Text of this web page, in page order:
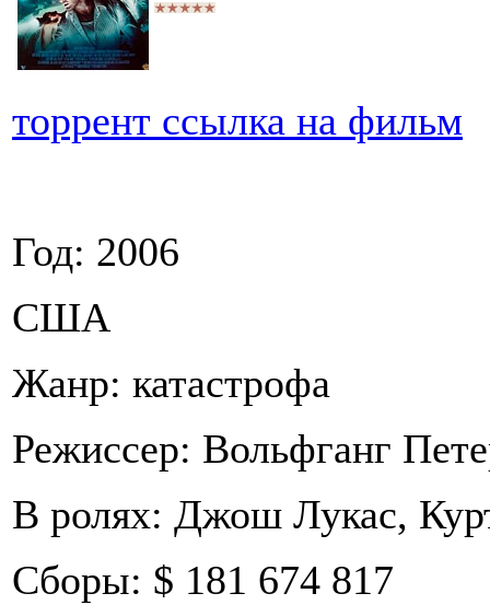
торрент ссылка на фильм
Год: 2006
США
Жанр: катастрофа
Режиссер: Вольфганг
В ролях: Джош Лукас,
Сборы: $ 181 674 817